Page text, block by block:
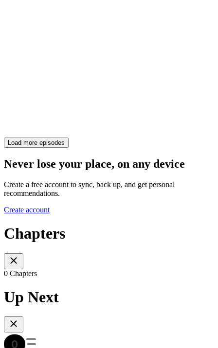
Load more episodes
Never lose your place, on any device
Create a free account to sync, back up, and get personal
recommendations.
Create account
Chapters
0 Chapters
Up Next